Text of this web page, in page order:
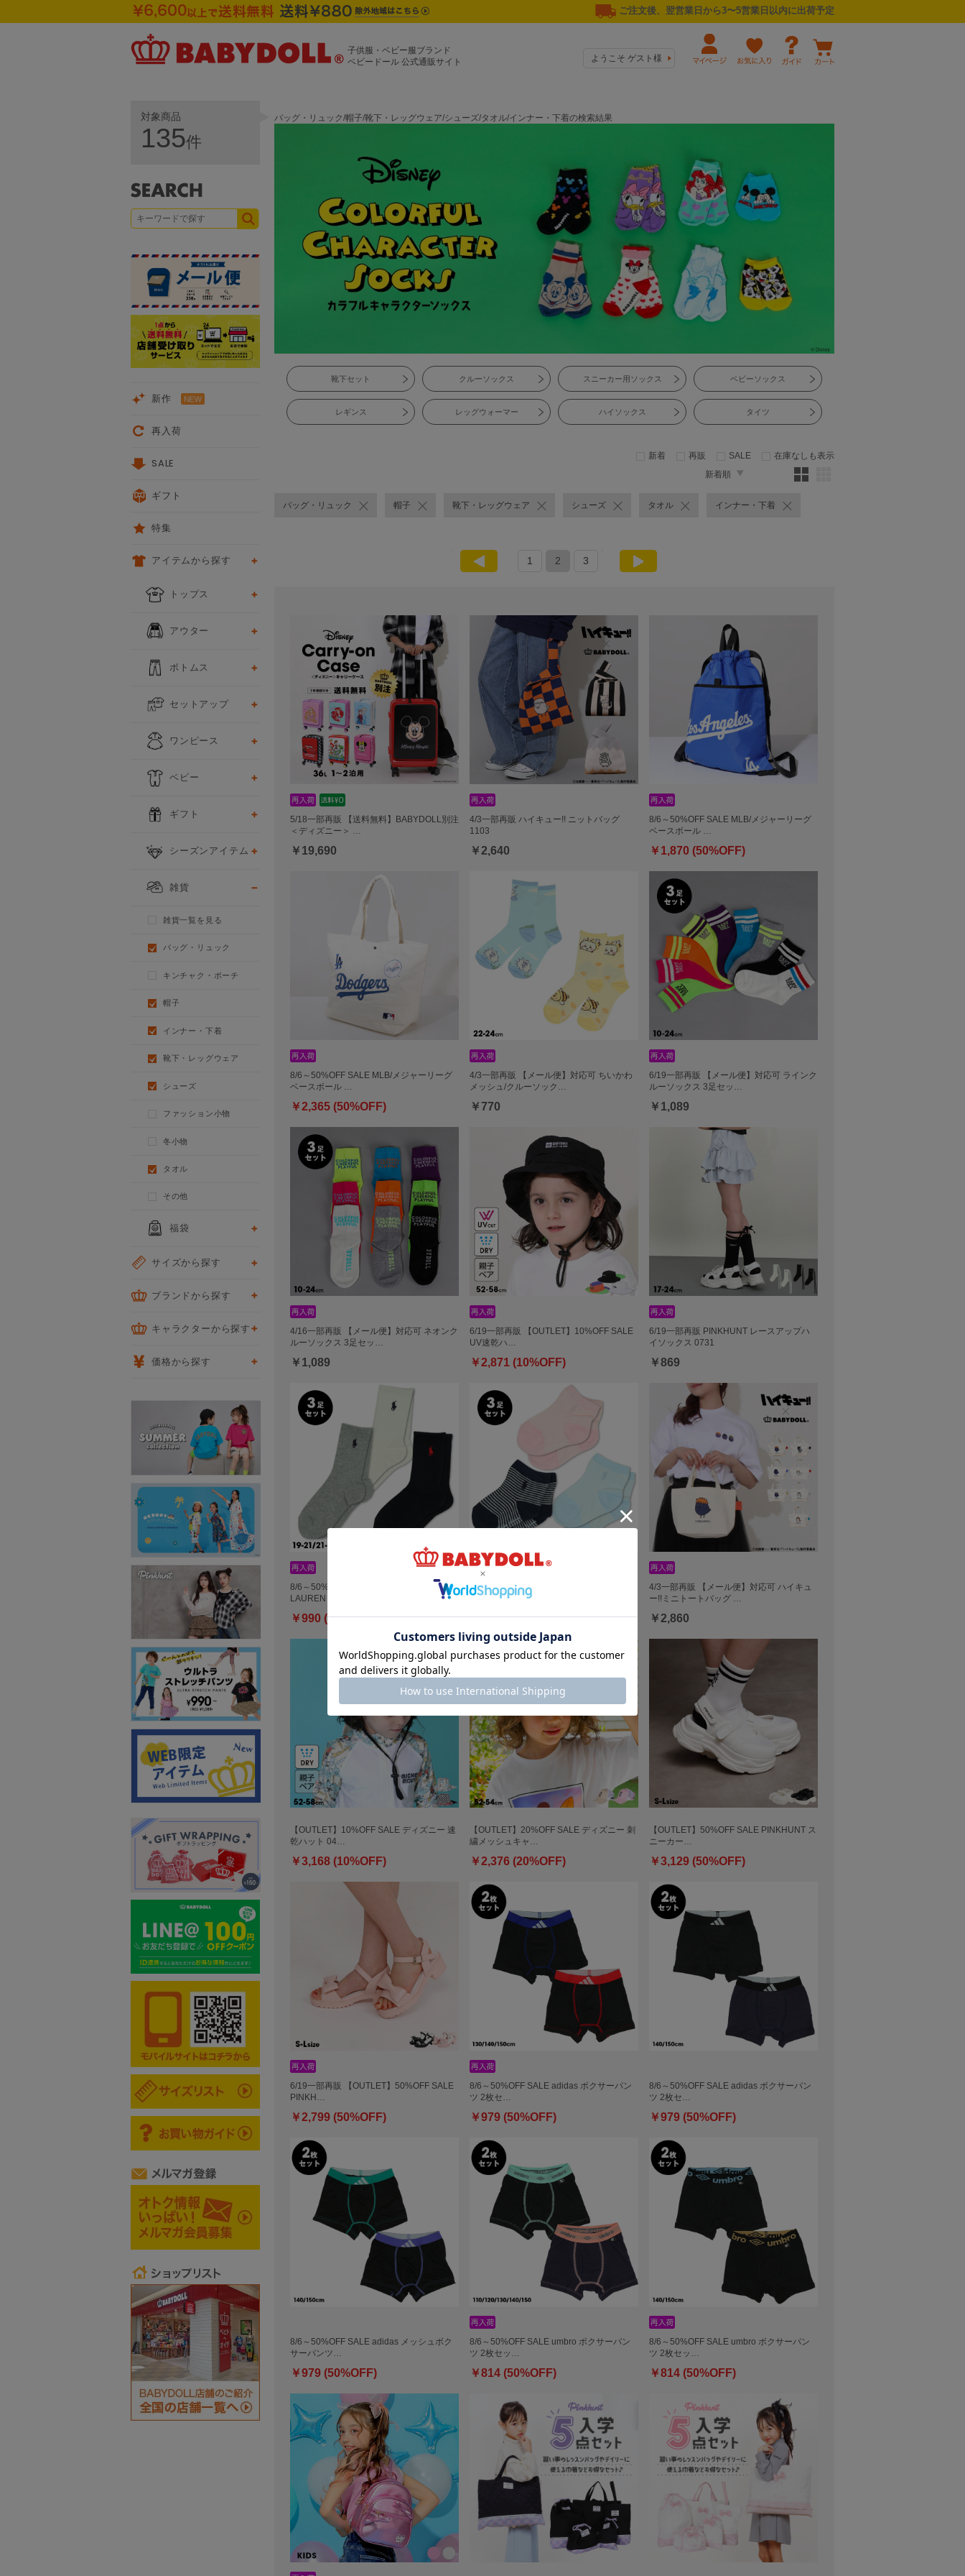
ご注文後、翌営業日から3〜5営業日以内に出荷予定
子供服・ベビー服ブランド
ベビードール 公式通販サイト
ようこそ ゲスト様
バッグ・リュック/帽子/靴下・レッグウェア/シューズ/タオル/インナー・下着の検索結果
靴下セット クルーソックス スニーカー用ソックス ベビーソックス
レギンス レッグウォーマー ハイソックス タイツ
新着 再販 SALE
在庫なしも表示
新着順
バッグ・リュック 帽子 靴下・レッグウェア シューズ タオル インナー・下着
1 2 3
5/18一部再販 【送料無料】BABYDOLL別注
＜ディズニー＞ …
￥19,690
4/3一部再販 ハイキュー!! ニットバッグ
1103
￥2,640
8/6～50%OFF SALE MLB/メジャーリーグ
ベースボール …
￥1,870 (50%OFF)
8/6～50%OFF SALE MLB/メジャーリーグ
ベースボール …
￥2,365 (50%OFF)
4/3一部再販 【メール便】対応可 ちいかわ
メッシュ/クルーソック…
￥770
6/19一部再販 【メール便】対応可 ラインク
ルーソックス 3足セッ…
￥1,089
4/16一部再販 【メール便】対応可 ネオンク
ルーソックス 3足セッ…
￥1,089
6/19一部再販 【OUTLET】10%OFF SALE
UV速乾ハ…
￥2,871 (10%OFF)
6/19一部再販 PINKHUNT レースアップハ
イソックス 0731
￥869
8/6～50%OFF SALE POLO RALPH
LAUREN …
￥990 (50%OFF)
8/6～50%OFF SALE POLO RALPH
LAUREN …
￥825 (50%OFF)
4/3一部再販 【メール便】対応可 ハイキュ
ー!!ミニトートバッグ …
￥2,860
【OUTLET】10%OFF SALE ディズニー 速
乾ハット 04…
￥3,168 (10%OFF)
【OUTLET】20%OFF SALE ディズニー 刺
繍メッシュキャ…
￥2,376 (20%OFF)
【OUTLET】50%OFF SALE PINKHUNT ス
ニーカー…
￥3,129 (50%OFF)
6/19一部再販 【OUTLET】50%OFF SALE
PINKH…
￥2,799 (50%OFF)
8/6～50%OFF SALE adidas ボクサーパン
ツ 2枚セ…
￥979 (50%OFF)
8/6～50%OFF SALE adidas ボクサーパン
ツ 2枚セ…
￥979 (50%OFF)
8/6～50%OFF SALE adidas メッシュボク
サーパンツ…
￥979 (50%OFF)
8/6～50%OFF SALE umbro ボクサーパン
ツ 2枚セッ…
￥814 (50%OFF)
8/6～50%OFF SALE umbro ボクサーパン
ツ 2枚セッ…
￥814 (50%OFF)
対象商品
135件
新作
再入荷
SALE
ギフト
特集
アイテムから探す
トップス
アウター
ボトムス
セットアップ
ワンピース
ベビー
ギフト
シーズンアイテム
雑貨
雑貨一覧を見る
バッグ・リュック
キンチャク・ポーチ
帽子
インナー・下着
靴下・レッグウェア
シューズ
ファッション小物
冬小物
タオル
その他
福袋
サイズから探す
ブランドから探す
キャラクターから探す
価格から探す